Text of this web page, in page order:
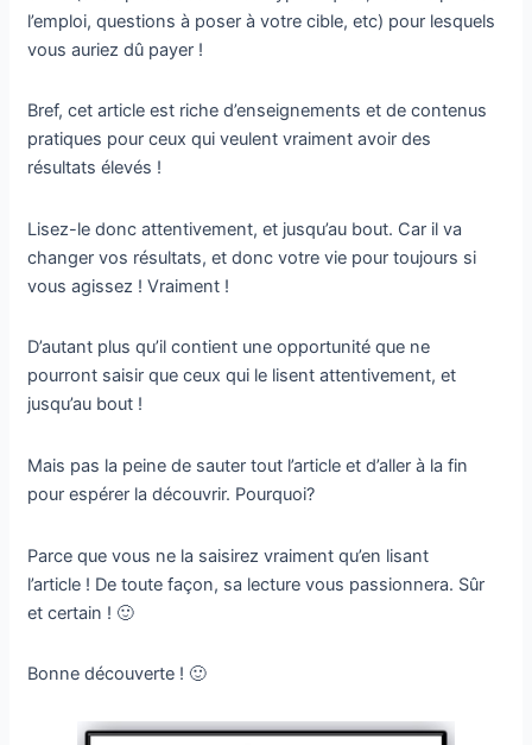
l’emploi, questions à poser à votre cible, etc) pour lesquels
vous auriez dû payer !
Bref, cet article est riche d’enseignements et de contenus
pratiques pour ceux qui veulent vraiment avoir des
résultats élevés !
Lisez-le donc attentivement, et jusqu’au bout. Car il va
changer vos résultats, et donc votre vie pour toujours si
vous agissez ! Vraiment !
D’autant plus qu’il contient une opportunité que ne
pourront saisir que ceux qui le lisent attentivement, et
jusqu’au bout !
Mais pas la peine de sauter tout l’article et d’aller à la fin
pour espérer la découvrir. Pourquoi?
Parce que vous ne la saisirez vraiment qu’en lisant
l’article ! De toute façon, sa lecture vous passionnera. Sûr
et certain ! 🙂
Bonne découverte ! 🙂